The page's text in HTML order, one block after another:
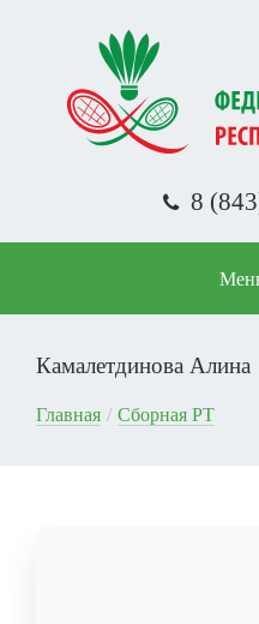
содержанию
8
Камалетдинова Алина
Строка
Главная Сборная РТ